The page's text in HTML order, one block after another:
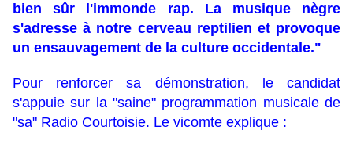
bien sûr l'immonde rap. La musique nègre
s'adresse à notre cerveau reptilien et provoque
un ensauvagement de la culture occidentale."
Pour renforcer sa démonstration, le candidat
s'appuie sur la "saine" programmation musicale de
"sa" Radio Courtoisie. Le vicomte explique :